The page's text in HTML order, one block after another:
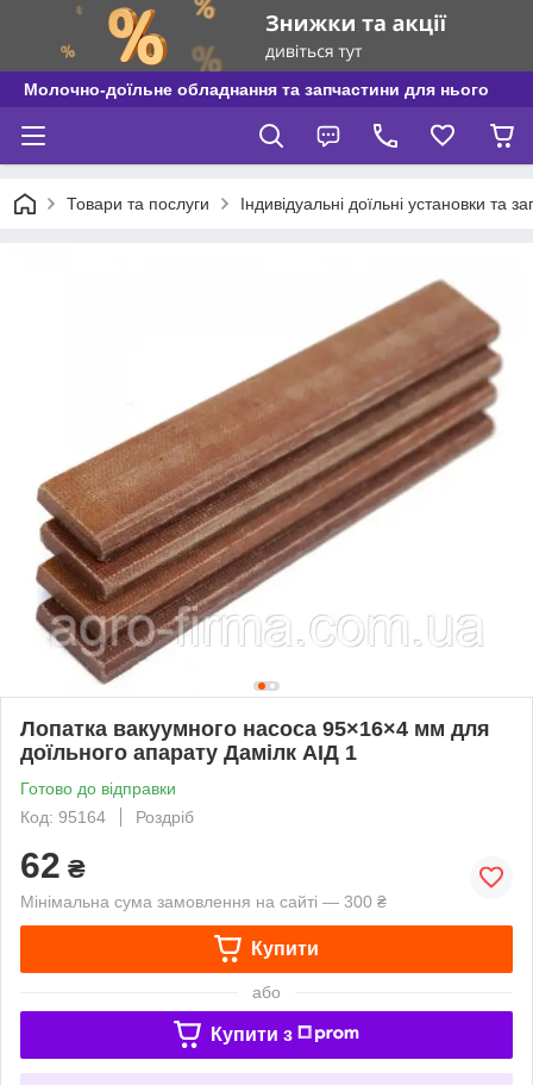
Молочно-доїльне обладнання та запчастини для нього
Товари та послуги Індивідуальні доїльні установки та
Лопатка вакуумного насоса 95×16×4 мм для
доїльного апарату Дамілк АІД 1
Готово до відправки
Код: 95164
Роздріб
62 ₴
Мінімальна сума замовлення на сайті — 300 ₴
Купити
або
Купити з